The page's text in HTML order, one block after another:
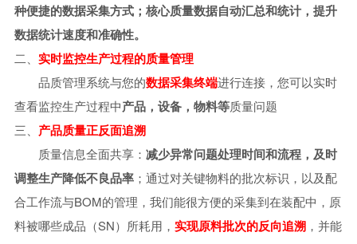
种便捷的数据采集方式；核心质量数据自动汇总和统计，提升
数据统计速度和准确性。
二、 实时监控生产过程的质量管理
品质管理系统与您的数据采集终端进行连接，您可以实时
查看监控生产过程中产品，设备，物料等质量问题
三、 产品质量正反面追溯
质量信息全面共享： 减少异常问题处理时间和流程，及时
调整生产降低不良品率； 通过对关键物料的批次标识，以及配
合工作流与BOM的管理，我们能很方便的采集到在装配中，原
料被哪些成品（SN）所耗用， 实现原料批次的反向追溯，并能